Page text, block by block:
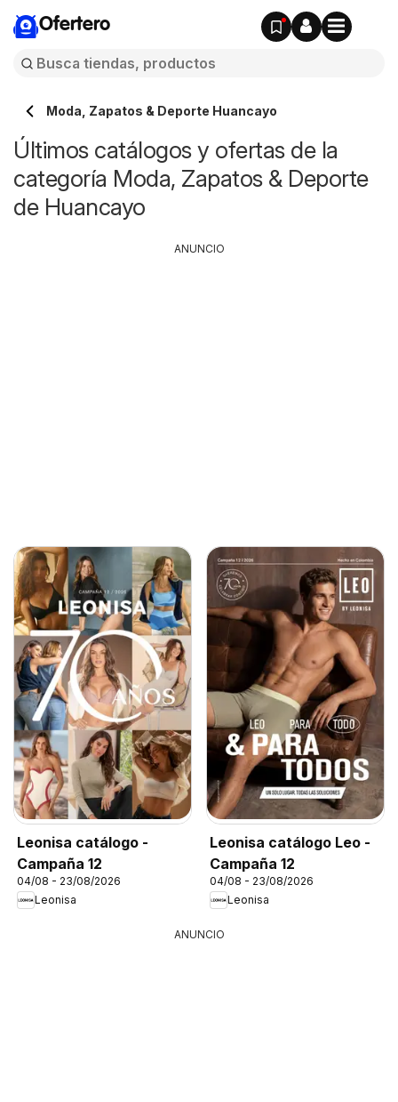
Ofertero
Moda, Zapatos & Deporte Huancayo
Últimos catálogos y ofertas de la
categoría Moda, Zapatos & Deporte
de Huancayo
Leonisa catálogo -
Campaña 12
04/08 - 23/08/2026
Leonisa
Leonisa catálogo Leo -
Campaña 12
04/08 - 23/08/2026
Leonisa
ANUNCIO
ANUNCIO